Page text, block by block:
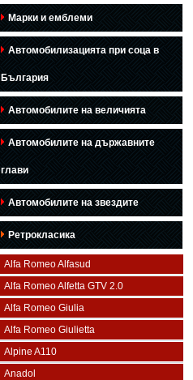
Марки и емблеми
Автомобилизацията при соца в
България
Автомобилите на величията
Автомобилите на държавните
глави
Автомобилите на звездите
Ретрокласика
Alfa Romeo Alfasud
Alfa Romeo Alfetta GTV 2.0
Alfa Romeo Giulia
Alfa Romeo Giulietta
Alpine A110
Anadol